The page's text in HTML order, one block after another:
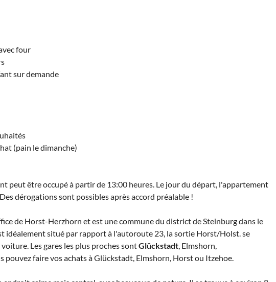
four
sur demande
(pain le dimanche)
peut être occupé à partir de 13:00 heures. Le jour du départ, l'appartement
dérogations sont possibles après accord préalable !
de Horst-Herzhorn et est une commune du district de Steinburg dans le
idéalement situé par rapport à l'autoroute 23, la sortie Horst/Holst. se
Les gares les plus proches sontGlückstadt, Elmshorn,
pouvez faire vos achats à Glückstadt, Elmshorn, Horst ou Itzehoe.